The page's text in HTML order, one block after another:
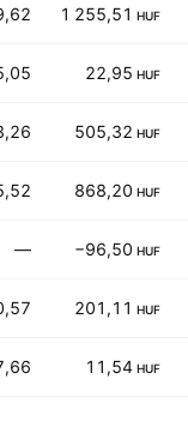
1 255,51 HUF
22,95 HUF
505,32 HUF
868,20 HUF
— −96,50 HUF
201,11 HUF
11,54 HUF